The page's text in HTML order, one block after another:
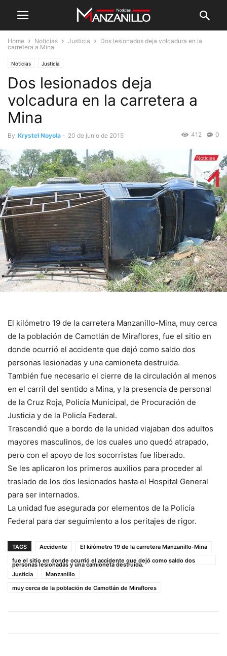
Home Noticias Justicia
Dos lesionados deja volcadura en la
carretera a Mina
Noticias Justicia
Dos lesionados deja
volcadura en la carretera a
Mina
By Krystel Noyola - 20 de junio de 2015 0
412
El kilómetro 19 de la carretera Manzanillo-Mina, muy cerca
de la población de Camotlán de Miraflores, fue el sitio en
donde ocurrió el accidente que dejó como saldo dos
personas lesionadas y una camioneta destruida.
También fue necesario el cierre de la circulación al menos
en el carril del sentido a Mina, y la presencia de personal
de la Cruz Roja, Policía Municipal, de Procuración de
Justicia y de la Policía Federal.
Trascendió que a bordo de la unidad viajaban dos adultos
mayores masculinos, de los cuales uno quedó atrapado,
pero con el apoyo de los socorristas fue liberado.
Se les aplicaron los primeros auxilios para proceder al
traslado de los dos lesionados hasta el Hospital General
para ser internados.
La unidad fue asegurada por elementos de la Policía
Federal para dar seguimiento a los peritajes de rigor.
TAGS Accidente
El kilómetro 19 de la carretera Manzanillo-Mina
fue el sitio en donde ocurrió el accidente que dejó como saldo dos
personas lesionadas y una camioneta destruida.
Justicia
Manzanillo
muy cerca de la población de Camotlán de Miraflores